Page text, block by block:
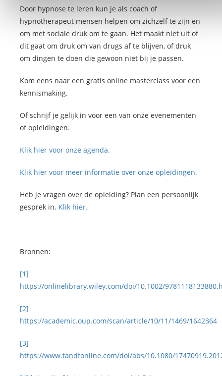
Door hypnose te leren kun je als coach of
hypnotherapeut mensen helpen om zichzelf te zijn en
om met sociale druk om te gaan. Het maakt niet uit of
dit gaat om druk om van drugs af te blijven, of druk
om dingen te doen die gewoon niet bij je passen.
Kom eens naar een gratis online masterclass voor een
kennismaking.
Of schrijf je gelijk in voor een van onze evenementen
of opleidingen.
Klik hier voor onze agenda.
Klik hier voor meer informatie over onze opleidingen.
Heb je vragen over de opleiding? Plan een persoonlijk
gesprek in. Klik hier.
Bronnen:
[1]
https://onlinelibrary.wiley.com/doi/10.1002/
[2]
https://academic.oup.com/scan/article/10/11/1469/1642364
[3]
https://www.tandfonline.com/doi/abs/10.1080/